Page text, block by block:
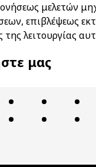
μελετών
επιβλέψεως
της λειτουργίας
μας